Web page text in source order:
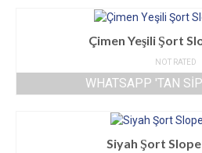
Çimen Yeşili Şort
NOT RATED
WHATSAPP 'TAN
Siyah Şort